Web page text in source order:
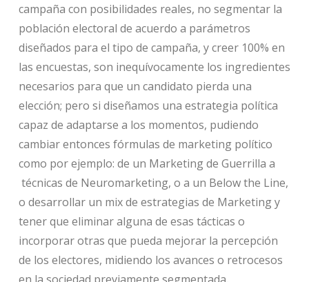
campaña con posibilidades reales, no segmentar la
población electoral de acuerdo a parámetros
diseñados para el tipo de campaña, y creer 100% en
las encuestas, son inequívocamente los ingredientes
necesarios para que un candidato pierda una
elección; pero si diseñamos una estrategia política
capaz de adaptarse a los momentos, pudiendo
cambiar entonces fórmulas de marketing político
como por ejemplo: de un Marketing de Guerrilla a
técnicas de Neuromarketing, o a un Below the Line,
o desarrollar un mix de estrategias de Marketing y
tener que eliminar alguna de esas tácticas o
incorporar otras que pueda mejorar la percepción
de los electores, midiendo los avances o retrocesos